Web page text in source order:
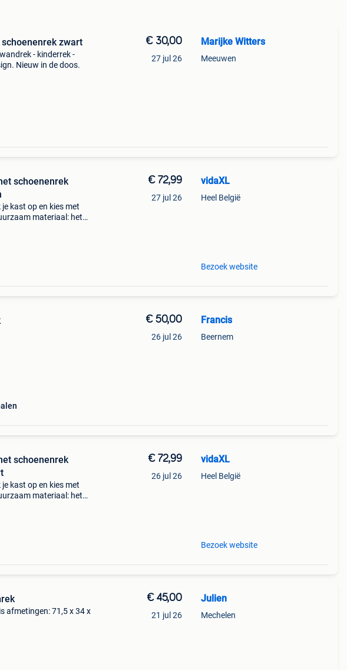
zwart
- kinderrek -
Nieuw in de doos.
€ 30,00
27 jul 26
Marijke Witters
Meeuwen
schoenenrek
kast op en kies met
materiaal: het
€ 72,99
27 jul 26
vidaXL
Heel België
Bezoek website
€ 50,00
26 jul 26
Francis
Beernem
schoenenrek
kast op en kies met
materiaal: het
€ 72,99
26 jul 26
vidaXL
Heel België
Bezoek website
afmetingen: 71,5 x 34 x
€ 45,00
21 jul 26
Julien
Mechelen